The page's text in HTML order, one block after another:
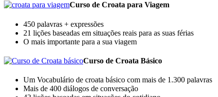
Curso de Croata para Viagem
450 palavras + expressões
21 lições baseadas em situações reais para as suas férias
O mais importante para a sua viagem
Curso de Croata Básico
Um Vocabulário de croata básico com mais de 1.300 palavras
Mais de 400 diálogos de conversação